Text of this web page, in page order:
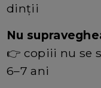
dinții
Nu
👉 copiii nu se
6–7 ani